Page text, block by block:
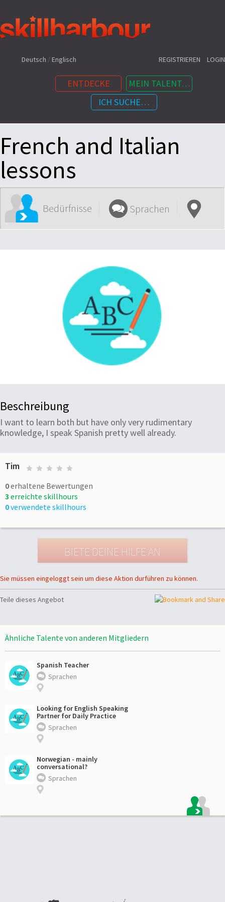
Shortcuts:
Deutsch /Englisch REGISTRIEREN LOGIN
ENTDECKE
MEIN TALENT…
ICH SUCHE…
Inhalt:
French and Italian
lessons
Bedürfnisse Sprachen
Beschreibung
I want to learn both but have only very rudimentary
knowledge, I speak Spanish pretty well already.
Tim
0erhaltene Bewertungen
3 erreichte skillhours
0verwendete skillhours
Sie müssen eingeloggt sein um diese Aktion durführen zu können.
Teile dieses Angebot
Ähnliche Talente von anderen Mitgliedern
Spanish Teacher
Sprachen
Looking for English Speaking
Partner for Daily Practice
Sprachen
Norwegian - mainly
conversational?
Sprachen